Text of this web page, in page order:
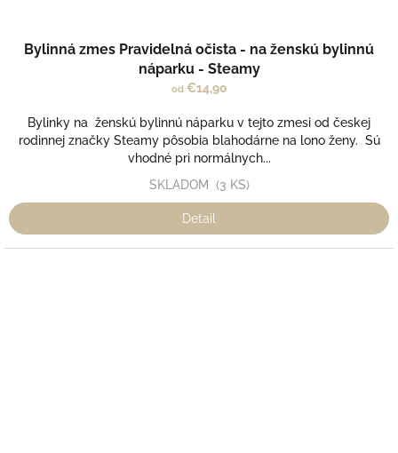
Bylinná zmes Pravidelná očista - na ženskú bylinnú
náparku - Steamy
od€14,90
Bylinky na ženskú bylinnú náparku v tejto zmesi od českej
rodinnej značky Steamy pôsobia blahodárne na lono ženy. Sú
vhodné pri normálnych...
SKLADOM (3 KS)
Detail